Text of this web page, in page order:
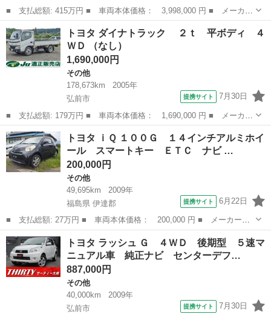
■ 支払総額: 415万円 ■ 車両本体価格： 3,998,000 円 ■ メーカー
名： トヨタ ■ 車種名： レジアスエースバン ■ グレード名：
ウェルキャブＢタイプ ４ＷＤ 福祉車両 ディーゼルターボ トヨ
タセーフテ...
青森 弘前市 その他
トヨタ ダイナトラック ２ｔ 平ボディ ４
ＷＤ （なし）
1,690,000円
その他
178,673km
2005年
弘前市
提携サイト 7月30日
■ 支払総額: 179万円 ■ 車両本体価格： 1,690,000 円 ■ メーカー
名： トヨタ ■ 車種名： ダイナトラック ■ グレード名： ２
ｔ 平ボディ ４ＷＤ ■ 排気量： 4000cc ■ ドア枚数： 2D ...
青森 弘前市 その他
トヨタ ｉＱ １００Ｇ １４インチアルミホイ
ール スマートキー ＥＴＣ ナビ …
200,000円
その他
49,695km
2009年
福島県 伊達郡
提携サイト 6月22日
■ 支払総額: 27万円 ■ 車両本体価格： 200,000 円 ■ メーカー
名： トヨタ ■ 車種名： ｉＱ ■ グレード名： １００Ｇ １４
インチアルミホイール スマートキー ＥＴＣ ナビ ■ 排気量：
1000cc ...
福島 伊達郡 その他
トヨタ ラッシュ Ｇ ４ＷＤ 後期型 ５速マ
ニュアル車 純正ナビ センターデフ…
887,000円
その他
40,000km
2009年
弘前市
提携サイト 7月30日